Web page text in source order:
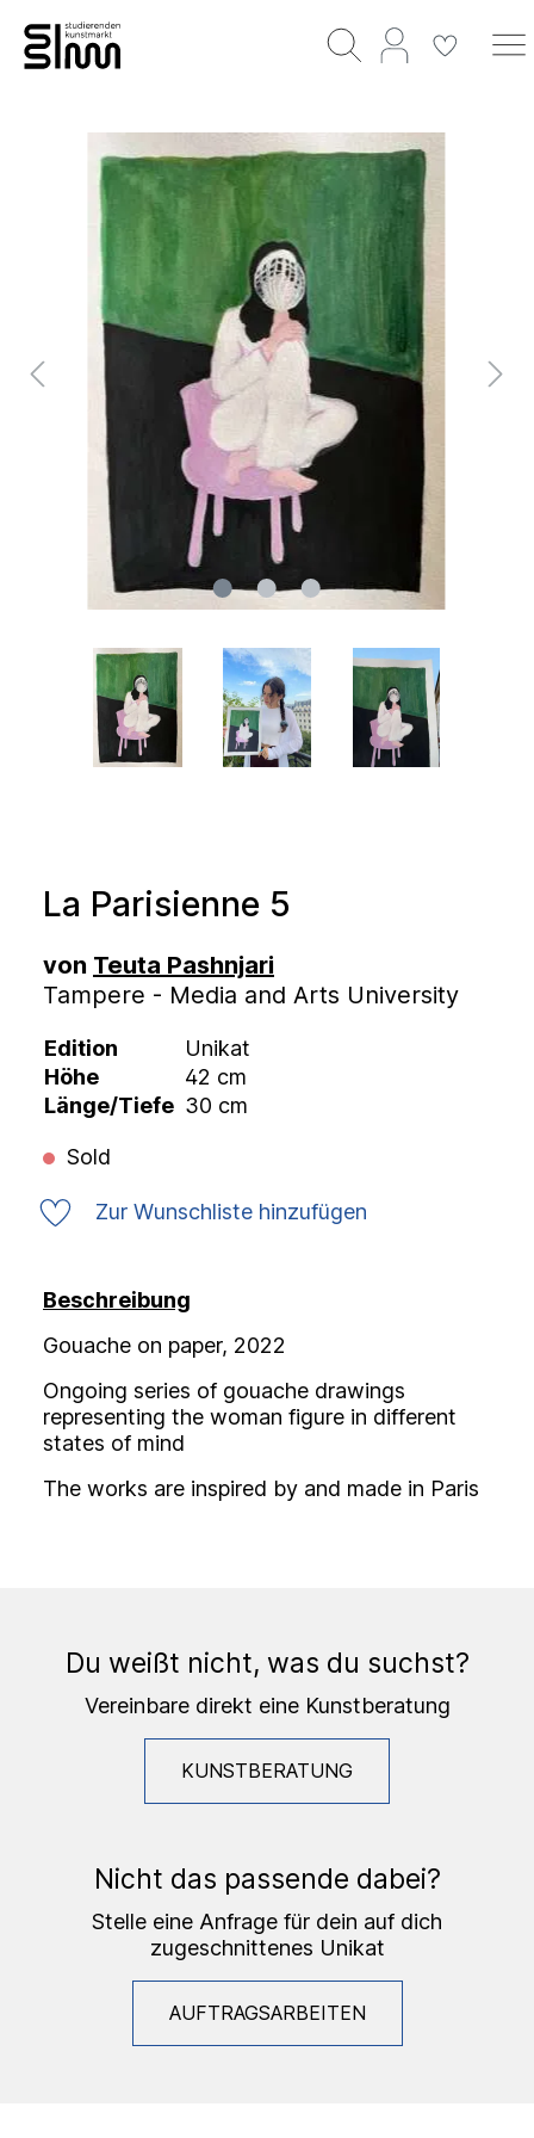
La Parisienne 5
von Teuta Pashnjari
Tampere - Media and Arts University
Edition
Unikat
Höhe
42 cm
Länge/Tiefe 30 cm
Sold
Zur Wunschliste hinzufügen
Beschreibung
Gouache on paper, 2022
Ongoing series of gouache drawings
representing the woman figure in different
states of mind
The works are inspired by and made in Paris
Du weißt nicht, was du suchst?
Vereinbare direkt eine Kunstberatung
KUNSTBERATUNG
Nicht das passende dabei?
Stelle eine Anfrage für dein auf dich
zugeschnittenes Unikat
AUFTRAGSARBEITEN